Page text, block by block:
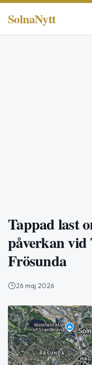
SolnaNytt
Tappad last
påverkan
Frösunda
26 maj 2026